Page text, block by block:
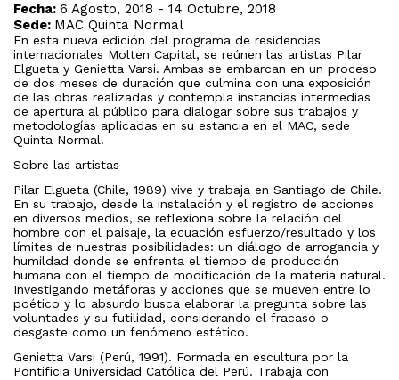
Fecha: 6 Agosto, 2018 - 14 Octubre, 2018
Sede: MAC Quinta Normal
En esta nueva edición del programa de residencias
internacionales Molten Capital, se reúnen las artistas Pilar
Elgueta y Genietta Varsi. Ambas se embarcan en un proceso
de dos meses de duración que culmina con una exposición
de las obras realizadas y contempla instancias intermedias
de apertura al público para dialogar sobre sus trabajos y
metodologías aplicadas en su estancia en el MAC, sede
Quinta Normal.
Sobre las artistas
Pilar Elgueta (Chile, 1989) vive y trabaja en Santiago de Chile.
En su trabajo, desde la instalación y el registro de acciones
en diversos medios, se reflexiona sobre la relación del
hombre con el paisaje, la ecuación esfuerzo/resultado y los
límites de nuestras posibilidades: un diálogo de arrogancia y
humildad donde se enfrenta el tiempo de producción
humana con el tiempo de modificación de la materia natural.
Investigando metáforas y acciones que se mueven entre lo
poético y lo absurdo busca elaborar la pregunta sobre las
voluntades y su futilidad, considerando el fracaso o
desgaste como un fenómeno estético.
Genietta Varsi (Perú, 1991). Formada en escultura por la
Pontificia Universidad Católica del Perú. Trabaja con